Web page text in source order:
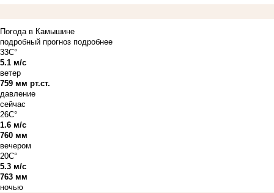
Погода в Камышине
подробный прогноз подробнее
33C°
5.1 м/с
ветер
759 мм рт.ст.
давление
сейчас
26C°
1.6 м/с
760 мм
вечером
20C°
5.3 м/с
763 мм
ночью